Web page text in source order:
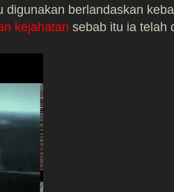
berlandaskan
kejahatan sebab itu ia telah